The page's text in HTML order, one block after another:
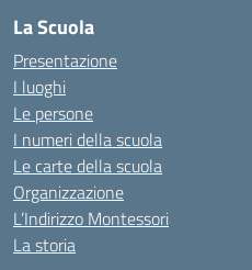
La Scuola
Presentazione
I luoghi
Le persone
I numeri della scuola
Le carte della scuola
Organizzazione
L’Indirizzo Montessori
La storia